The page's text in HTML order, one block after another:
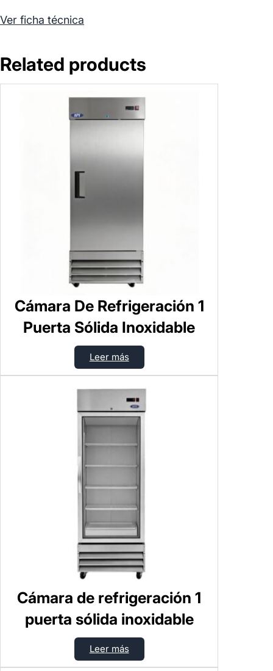
Ver ficha técnica
Related products
Cámara De Refrigeración 1
Puerta Sólida Inoxidable
Leer más
Cámara de refrigeración 1
puerta sólida inoxidable
Leer más